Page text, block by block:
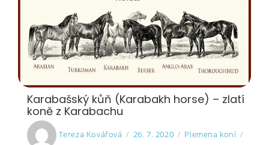
Karabašský kůň (Karabakh horse) – zlatí
koně z Karabachu
Tereza Kovářová
on
26. 7. 2020
Plemena koní